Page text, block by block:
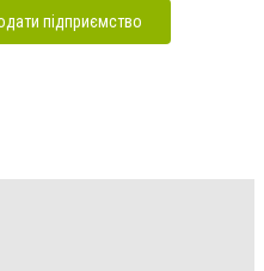
підприємство